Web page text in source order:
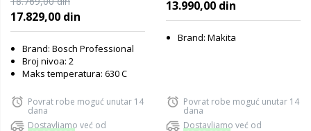
17.829,00 din
Brand: Bosch Professional
Broj nivoa: 2
Maks temperatura: 630 C
Povrat robe moguć unutar 14
dana
Dostavljamo već od
13.990,00 din
Brand: Makita
Povrat robe moguć unutar 14
dana
Dostavljamo već od